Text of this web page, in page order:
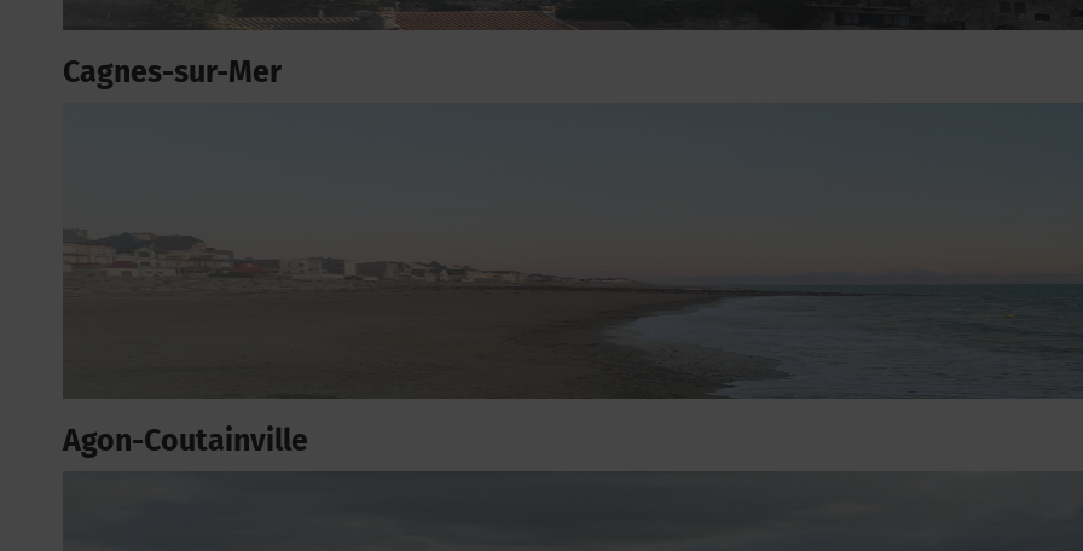
Cagnes-sur-Mer
Agon-Coutainville